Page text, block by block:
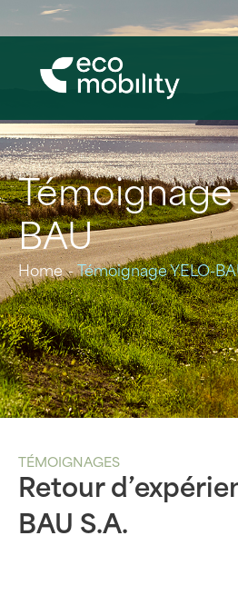
Témoignage
BAU
Home Témoignage YELO-
TÉMOIGNAGES
Retour
BAU S.A.